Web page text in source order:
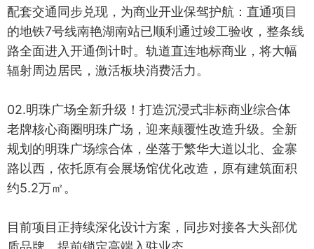
配套交通同步兑现，为商业开业保驾护航：直通项目
的地铁7号线南艳湖南站已顺利通过竣工验收，整条线
路全面进入开通倒计时。轨道直连地标商业，将大幅
辐射周边居民，激活板块消费活力。
02.明珠广场全新升级！打造沉浸式非标商业综合体
老牌核心商圈明珠广场，迎来颠覆性改造升级。全新
规划的明珠广场综合体，坐落于繁华大道以北、金寨
路以西，依托原有会展场馆优化改造，原有建筑面积
约5.2万㎡。
目前项目正持续深化设计方案，同步对接各大头部优